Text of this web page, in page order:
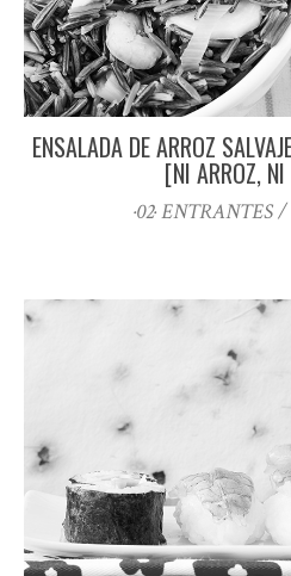
ENSALADA DE ARROZ
[NI ARROZ, NI
·02· ENTRANTES